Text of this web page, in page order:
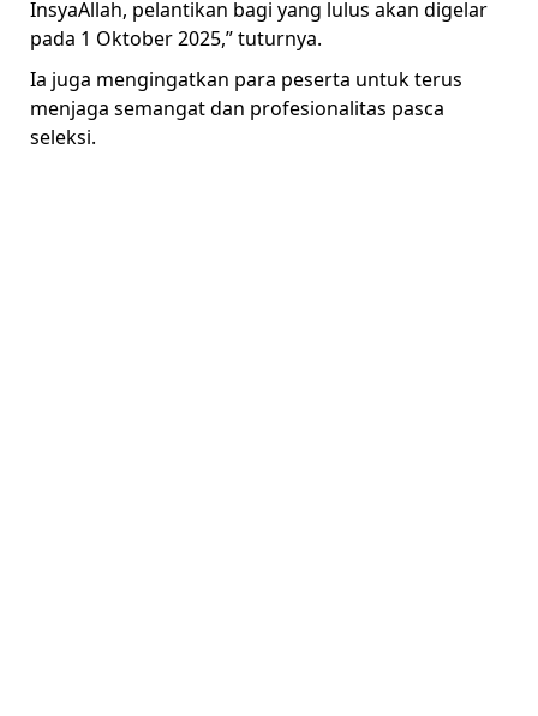
InsyaAllah, pelantikan bagi yang lulus akan digelar
pada 1 Oktober 2025,” tuturnya.
Ia juga mengingatkan para peserta untuk terus
menjaga semangat dan profesionalitas pasca
seleksi.